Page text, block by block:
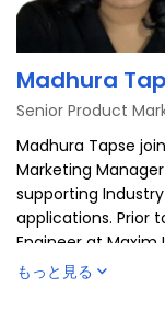
Madhura
Senior Product
Madhura Tapse
Marketing
supporting
applications. Prior
Engineer at
Cypress
もっと見る